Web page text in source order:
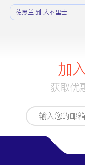
德黑兰 到 大不里士
加
获取优